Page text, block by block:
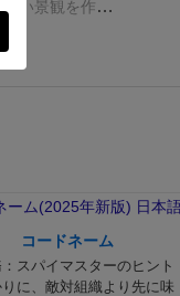
愛い景観を作るた
えます
る重りの数や種
ねないヒヤヒヤ
さくてもしっか
置物を置ける面
コードネーム
スパイマスターのヒント
に、敵対組織より先に味